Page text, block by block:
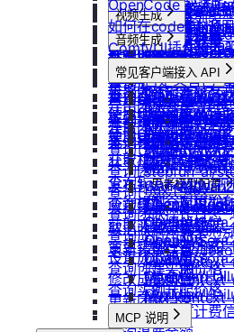
配置外网加速
云硬盘扩容与挂载
云存储挂载
模型库挂载
自启动
手动安装监控
无卡模式
ubuntu如何安装
Windows安装
ubuntu安装Nvidia
使用LangBot快速
机器人
使用Clawdbot连接
使用Clawdbot连接
重装实例
重置实例密码
升降配实例
获取支持的可用区
查询网络加速服务
检查指定规格的资
获取可用机型列表
获取机型族列表
查询软件端口映射
查询模型仓库模型
获取实例监控数据
变更实例计费方式
查询创建实例价格
查询实例升配价格
查询实例当前计费
查询镜像已共享的
获取镜像标签列表
查询他人共享给自
查询已收藏的镜像
查询自己发布的社
查询指定用户的社
查询镜像制作进度
共享/取消共享镜像
发布镜像到社区
收藏镜像
取消收藏镜像
更新镜像信息
挂载已有云盘
查询云盘扩容价格
挂载 US3 对象存
云存储文件上传和
查询成员订单列表
查询成员订单数量
查询成员未支付订
查询成员未支付订
导出团队账单
获取团队详情
查询已创建的团队
查询团队邀请记录
查询已加入的团队
查询团队操作日志
查询成员产品类型
设置成员额度
修改成员角色
更新团队信息
模型协议支持
API支持与扩
OpenAI-
OpenAI-
Embeddings
Gemini 快速
Claude
DeepSeek-
思考模型配置
说明
明
Nano Banana
Nano
Nano
gpt-image-1
gpt-image-
gpt-image-2
doubao-
Qwen-
Qwen-Image
stepfun-ai/
flux.1-dev
flux-
flux-
flux-
flux-
flux-
flux-
视频生成
doubao-
doubao-
Vidu 系列
Vidu/文
Vidu/图
Vidu/参
Vidu/首
Vidu/视
Vidu/对
Wan-AI/
Wan-AI/
Wan-AI/
Wan-AI/
Wan-AI/
Wan-AI/
OpenAI/
OpenAI/
OpenAI/
OpenAI/
MiniMax/
MiniMax/
音频生成
IndexTTS
自定义音色
IndexTeam/
suno音乐生成
MiniMax/
通义千问
常见问题答疑
OpenCode 接入指
如何在codex中调
ComfyUI插件接入
常见客户端接入 API
Dify
RAGFlow
AnythingLLM
纳米AI
n8n
GPT4All
Cherry
Chatbox
ChatHub
ChatWise
OpenWeb UI
Obsidian
MCP 说明